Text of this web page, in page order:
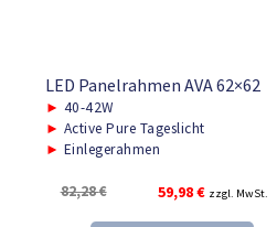
LED Panelrahmen AVA 62×62
► 40-42W
► Active Pure Tageslicht
► Einlegerahmen
82,28€
Ursprünglicher
59,98€Aktueller
zzgl. MwSt.